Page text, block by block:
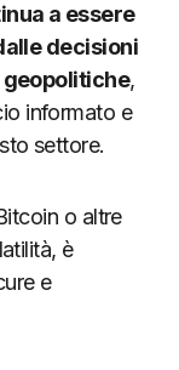
a essere
decisioni
,
informato e
settore.
o altre
è
e